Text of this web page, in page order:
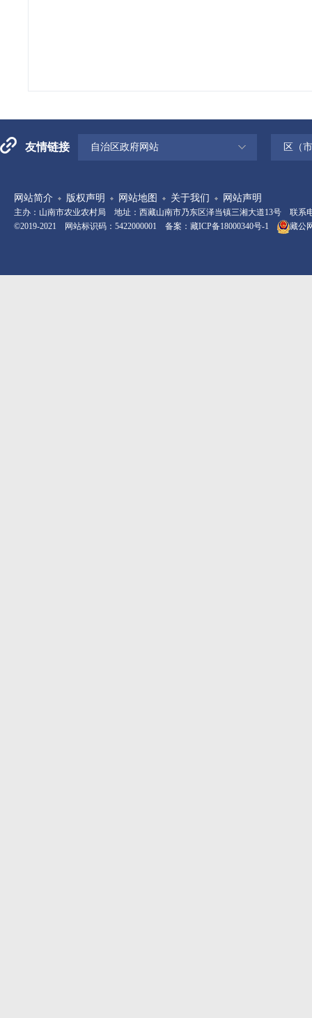
友情链接 自治区政府网站 区（
网站简介 版权声明 网站地图 关于我们 网站声明
主办：山南市农业农村局 地址：西藏山南市乃东区泽当镇三湘大道13号 联系电
©2019-2021 网站标识码：5422000001 备案： 藏ICP备18000340号-1 藏公